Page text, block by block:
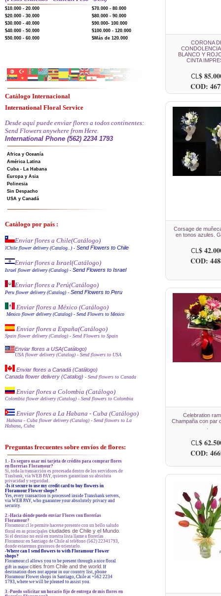
$10.000 - 20.000
$70.000 - 80.000
$20.000 - 30.000
$80.000 - 90.000
$30.000 - 40.000
$90.000- 100.000
$40.000 - 50.000
$100.000 - 120.000
$50.000 - 60.000
$Más de 120.000
.
Catálogo Internacional
International Floral Service
Desde aquí puede enviar flores a todos continentes:
Send Flowers anywhere from Here.
International Phone (562) 2234 1793
Africa y Oceanía
América Latina
Cuba - La Habana
Europa y Asia
Polinesia
Sin Despacho
USA y Canadá
Catálogo por país :
Enviar flores a Chile(Catálogo)
IChile flower delivery (Catalog..) - Send Flowers to Chile
Enviar flores a Israel(Catálogo)
Israel flower delivery (Catalog) - Send Flowers to Israel
Enviar flores a Perú(Catálogo)
Peru flower delivery (Catalog) - Send Flowers to Peru
Enviar flores a México (Catálogo)
Mexico flower delivery (Catalog) - Send Flowers to Mexico
Enviar flores a España(Catálogo)
Spain flower delivery (Catalog) - Send Flowers to Spain
Enviar flores a USA(Catálogo)
USA flower delivery (Catalog) - Send flowers to USA
Enviar flores a Canadá (Catálogo)
Canada flower delivery (Catalog) - Send flowers to Canada
Enviar flores a Colombia (Catálogo)
Colombia flower delivery (Catalog) - Send flowers to Colombia
Enviar flores a La Habana - Cuba (Catálogo)
Habana - Cuba flower delivery (Catalog) - Send flowers to La
Habana, Cuba
Preguntas frecuentes sobre envíos de flores:
1.- Es seguro usar mi tarjeta de crédito para comprar flores
en florerías Floramour?
Sí, toda la transacción es procesada dentro de los servidores de
Trasbank, vía WEB PAY, quienes garantizan su absoluta
privacidad y seguridad.
-Is it secure to use my credit card to buy flowers in
Floramour Flower shops?
Yes, every transaction is processed inside Transbank servers,
via WEB PAY, who guarantee your absolutely privacy and
security.
2.-Hacia dónde puedo enviar Flores con florerías
Floramour?
Floramour.cl le permite hacerse presente con un bello saludo
floral en as principales ciudades de Chile y el Mundo.
Si el destino no está en nuestra lista llame a florerías
Floramour en Santiago de Chile al teléfono (562) 22341793,
donde estaremos gustosos de orientarlo.
-Where can I send flowers to with Floramour Flower
shops?
Floramour.cl allows you to be present through a nice floral
gift in major cities from Chile and the world. If
destination does not appear in our country list, phone
Floramour Flower shops in Santiago, Chile at +562 2234
1793, where we will be pleased to assist you.
3.-Puedo solicitar un horario fijo de entrega de mis flores en
CORONA
BLANCO Y
CINTA
CL$
COD:
Corsage de
en tonos azules.
CL$
COD:
Celebration
Champaña con par
CL$
COD: